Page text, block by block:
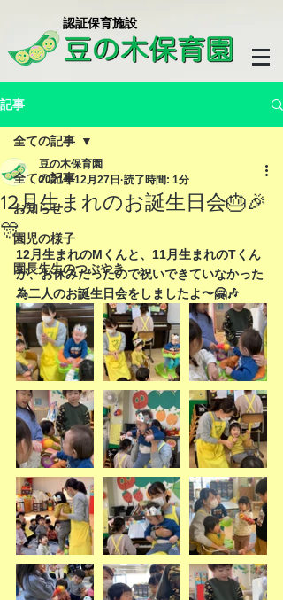
​認証保育施設
記事
全ての記事
お知らせ
園児の様子
園長先生のつぶやき
全ての記事
12月生まれのお誕生日会🎂🎉
🎊
豆の木保育園
2021年12月27日 読了時間: 1分
12月生まれのMくんと、11月生まれのTくん
が、お休みだったので祝いできていなかった
為二人のお誕生日会をしましたよ〜🤗🎶